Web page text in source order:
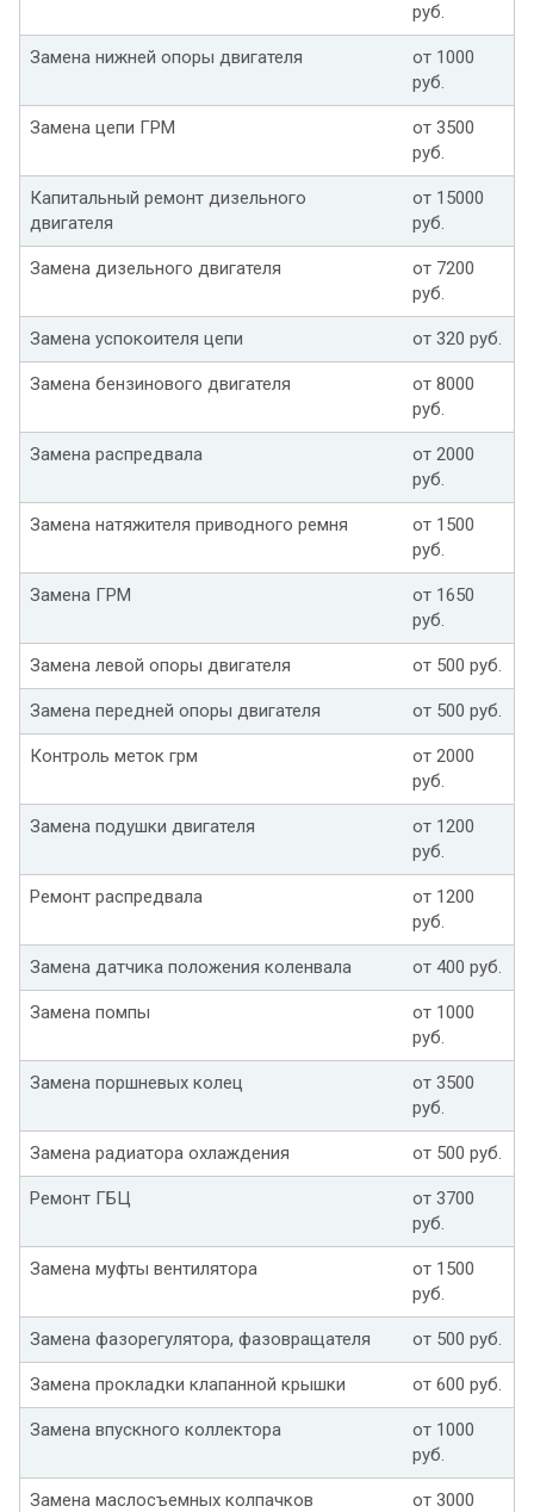
руб.
Замена нижней опоры двигателя
от 1000
руб.
Замена цепи ГРМ
от 3500
руб.
Капитальный ремонт дизельного
двигателя
от 15000
руб.
Замена дизельного двигателя
от 7200
руб.
Замена успокоителя цепи от 320 руб.
Замена бензинового двигателя
от 8000
руб.
Замена распредвала
от 2000
руб.
Замена натяжителя приводного ремня
от 1500
руб.
Замена ГРМ
от 1650
руб.
Замена левой опоры двигателя от 500 руб.
Замена передней опоры двигателя от 500 руб.
Контроль меток грм
от 2000
руб.
Замена подушки двигателя
от 1200
руб.
Ремонт распредвала
от 1200
руб.
Замена датчика положения коленвала от 400 руб.
Замена помпы
от 1000
руб.
Замена поршневых колец
от 3500
руб.
Замена радиатора охлаждения от 500 руб.
Ремонт ГБЦ
от 3700
руб.
Замена муфты вентилятора
от 1500
руб.
Замена фазорегулятора, фазовращателя от 500 руб.
Замена прокладки клапанной крышки от 600 руб.
Замена впускного коллектора
от 1000
руб.
Замена маслосъемных колпачков
от 3000